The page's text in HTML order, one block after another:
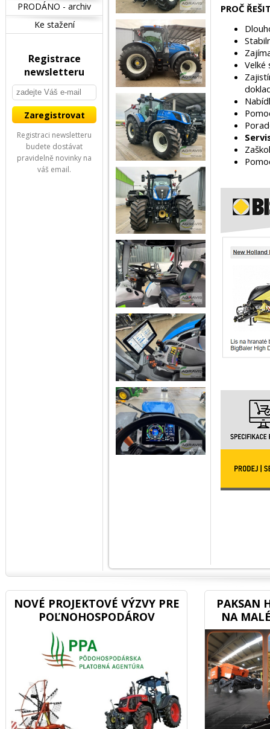
PROČ
Velké
PRODÁNO - archiv
Ke stažení
Registrace
newsletteru
Registraci newsletteru
budete dostávat
pravidelně novinky na
váš email.
NOVÉ PROJEKTOVÉ VÝZVY PRE
POĽNOHOSPODÁROV
PAKSAN
NA